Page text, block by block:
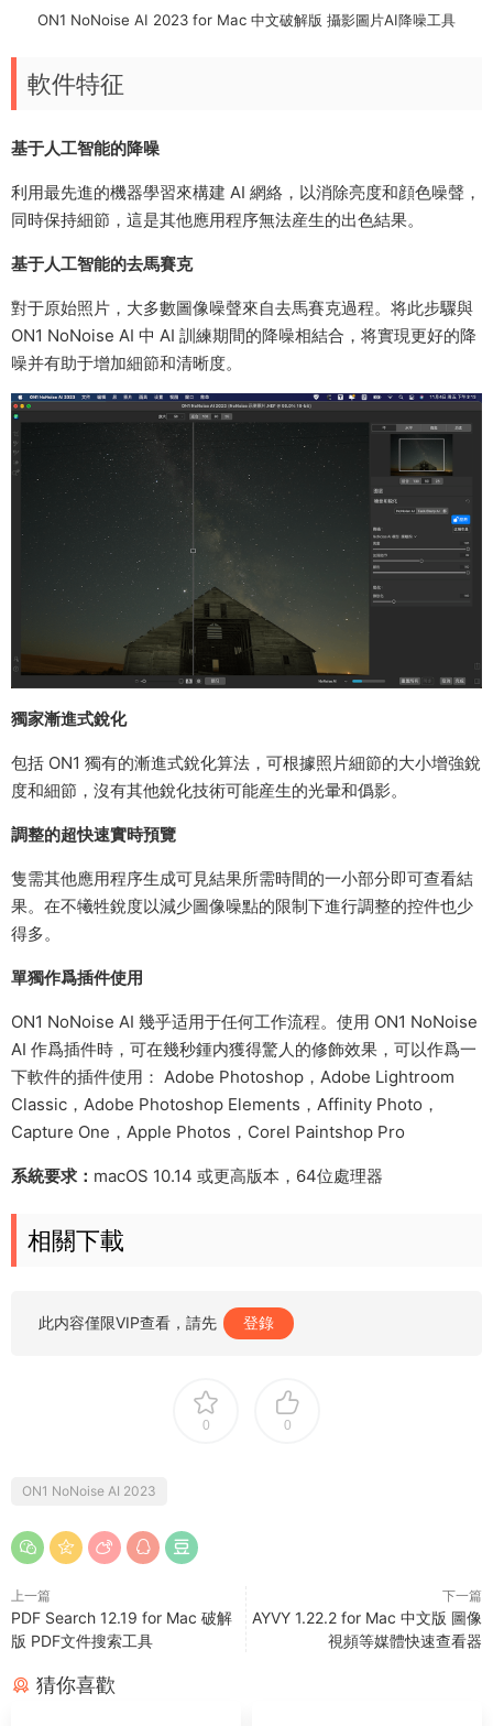
ON1 NoNoise AI 2023 for Mac 中文破解版 攝影圖片AI降噪工具
軟件特征
基于人工智能的降噪
利用最先進的機器學習來構建 AI 網絡，以消除亮度和顔色噪聲，
同時保持細節，這是其他應用程序無法産生的出色結果。
基于人工智能的去馬賽克
對于原始照片，大多數圖像噪聲來自去馬賽克過程。将此步驟與
ON1 NoNoise AI 中 AI 訓練期間的降噪相結合，将實現更好的降
噪并有助于增加細節和清晰度。
獨家漸進式銳化
包括 ON1 獨有的漸進式銳化算法，可根據照片細節的大小增強銳
度和細節，沒有其他銳化技術可能産生的光暈和僞影。
調整的超快速實時預覽
隻需其他應用程序生成可見結果所需時間的一小部分即可查看結
果。在不犧牲銳度以減少圖像噪點的限制下進行調整的控件也少
得多。
單獨作爲插件使用
ON1 NoNoise AI 幾乎适用于任何工作流程。使用 ON1 NoNoise
AI 作爲插件時，可在幾秒鍾内獲得驚人的修飾效果，可以作爲一
下軟件的插件使用： Adobe Photoshop，Adob​​e Lightroom
Classic，Adob​​e Photoshop Elements，Affinity Photo，
Capture One，Apple Photos，Corel Paintshop Pro
系統要求： macOS 10.14 或更高版本，64位處理器
相關下載
此内容僅限VIP查看，請先 登錄
0 0
ON1 NoNoise AI 2023
上一篇
PDF Search 12.19 for Mac 破解
版 PDF文件搜索工具
下一篇
AYVY 1.22.2 for Mac 中文版 圖像
視頻等媒體快速查看器
猜你喜歡